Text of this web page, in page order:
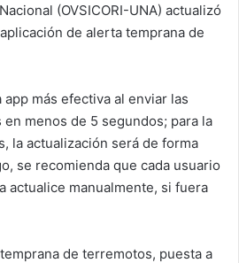
(OVSICORI-UNA) actualizó
de alerta temprana de
más efectiva al enviar las
menos de 5 segundos; para la
la actualización será de forma
se recomienda que cada usuario
actualice manualmente, si fuera
de terremotos, puesta a